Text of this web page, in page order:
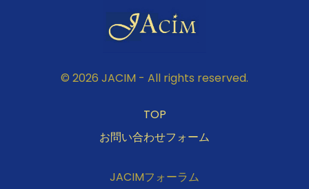
© 2026 JACIM - All rights reserved.
TOP
お問い合わせフォーム
JACIMフォーラム